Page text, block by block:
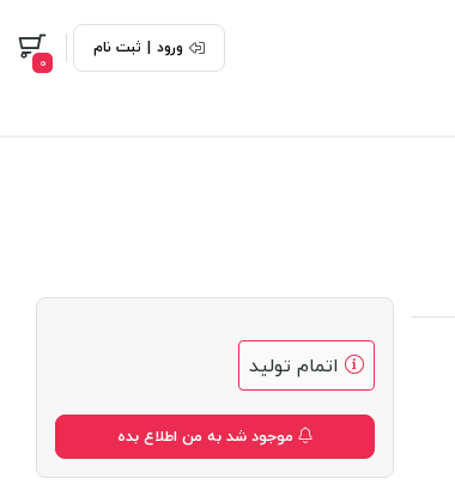
ورود | ثبت نام
0
اتمام تولید
موجود شد به من اطلاع بده